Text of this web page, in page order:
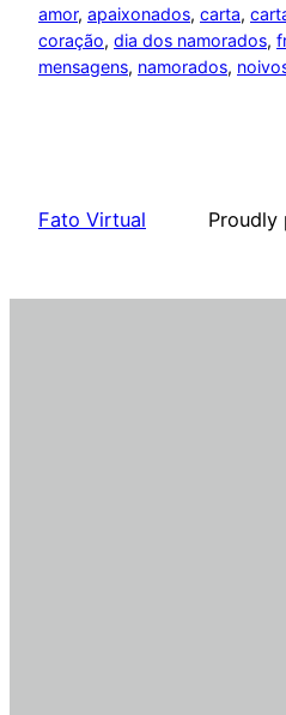
amor, apaixonados, carta,
coração, dia dos namorados,
mensagens, namorados,
Fato Virtual Proudly